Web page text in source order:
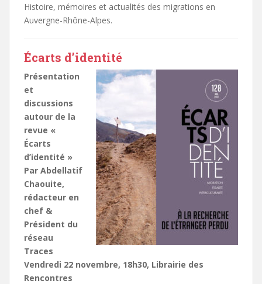
Histoire, mémoires et actualités des migrations en
Auvergne-Rhône-Alpes.
Écarts d’identité
Présentation
et
discussions
autour de la
revue «
Écarts
d’identité »
Par Abdellatif
Chaouite,
rédacteur en
chef &
Président du
réseau
Traces
Vendredi 22 novembre, 18h30, Librairie des
Rencontres